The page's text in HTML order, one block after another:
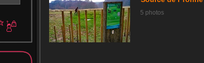
5 photos